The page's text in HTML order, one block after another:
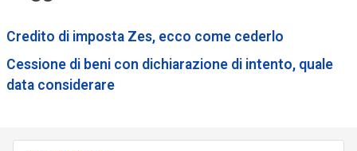
Credito di imposta Zes, ecco come cederlo
Cessione di beni con dichiarazione di intento, quale
data considerare